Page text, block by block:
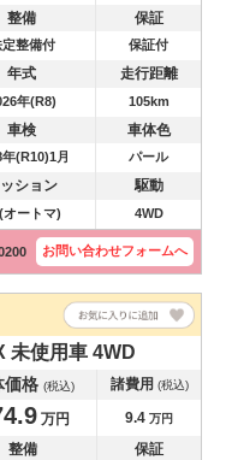
整備 保証
定整備付 保証付
年式 走行距離
年(R8) 105km
車検 車体色
(R10)1月 パール
ッション 駆動
オートマ) 4WD
お問い合わせフォームへ
未使用車 4WD
価格 (税込) 諸費用 (税込)
万円 9.4 万円
整備 保証